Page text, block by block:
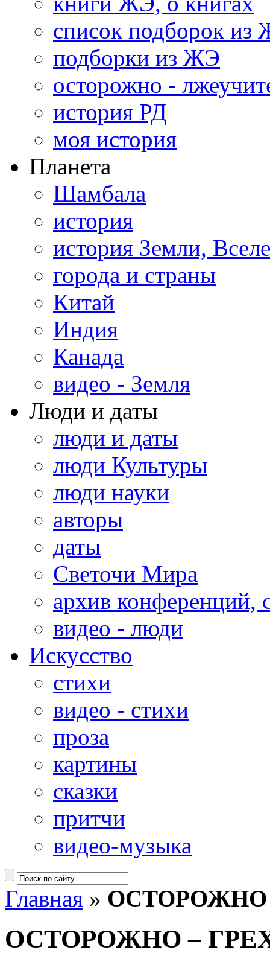
список подборок из
подборки из ЖЭ
осторожно -
история РД
моя история
Планета
Шамбала
история
история Земли,
города и страны
Китай
Индия
Канада
видео - Земля
Люди и даты
люди и даты
люди Культуры
люди науки
авторы
даты
Светочи Мира
архив конференций,
видео - люди
Искусство
стихи
видео - стихи
проза
картины
сказки
притчи
видео-музыка
Главная » ОСТОРОЖНО
ОСТОРОЖНО –